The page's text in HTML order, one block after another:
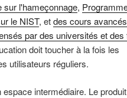
sur l'hameçonnage,
le NIST, etdes cours
par des universités et des
doit toucher à la fois les
utilisateurs réguliers.
intermédiaire. Le